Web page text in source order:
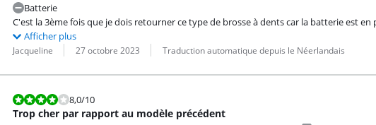
Batterie
C'est la 3ème fois que je dois retourner ce type de brosse à dents car la batterie est en
Afficher plus
Évaluation par :
Jacqueline
Date : 27 octobre 2023
Traduction : Traduction automatique depuis le Néerlandais
La note est 8,0 sur 10.
8,0/10
Trop cher par rapport au modèle précédent